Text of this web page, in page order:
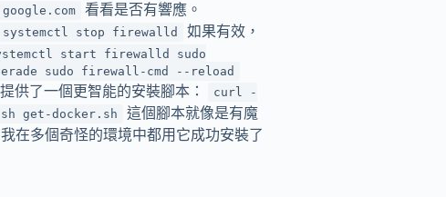
看看是否有響應。
systemctl stop firewalld
如果有效，
start firewalld sudo
sudo firewall-cmd --reload
供了一個更智能的安裝腳本：
curl -
get-docker.sh
這個腳本就像是有魔
在多個奇怪的環境中都用它成功安裝了